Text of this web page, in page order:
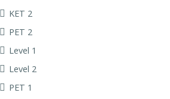
KET 2
PET 2
Level 1
Level 2
PET 1